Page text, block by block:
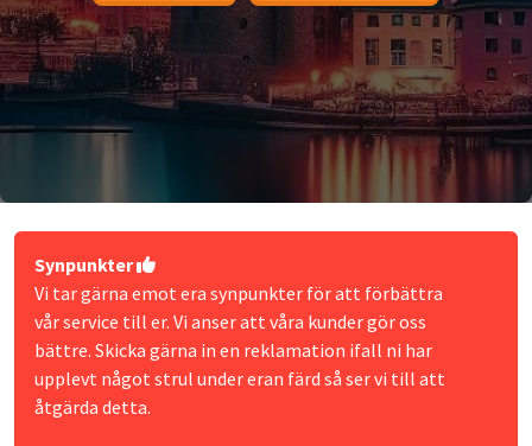
Synpunkter
Vi tar gärna emot era synpunkter för att förbättra
vår service till er. Vi anser att våra kunder gör oss
bättre. Skicka gärna in en reklamation ifall ni har
upplevt något strul under eran färd så ser vi till att
åtgärda detta.